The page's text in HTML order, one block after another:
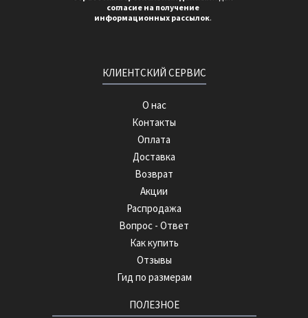
КЛИЕНТСКИЙ СЕРВИС
О нас
Контакты
Оплата
Доставка
Возврат
Акции
Распродажа
Вопрос - Ответ
Как купить
Отзывы
Гид по размерам
ПОЛЕЗНОЕ
согласие на получение
информационных рассылок.